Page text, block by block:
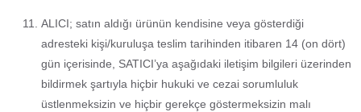
ALICI; satın aldığı ürünün kendisine veya gösterdiği
adresteki kişi/kuruluşa teslim tarihinden itibaren 14 (on dört)
gün içerisinde, SATICI’ya aşağıdaki iletişim bilgileri üzerinden
bildirmek şartıyla hiçbir hukuki ve cezai sorumluluk
üstlenmeksizin ve hiçbir gerekçe göstermeksizin malı